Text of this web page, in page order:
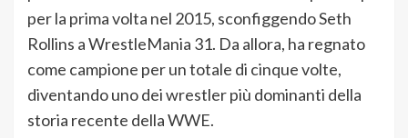
per la prima volta nel 2015, sconfiggendo Seth
Rollins a WrestleMania 31. Da allora, ha regnato
come campione per un totale di cinque volte,
diventando uno dei wrestler più dominanti della
storia recente della WWE.